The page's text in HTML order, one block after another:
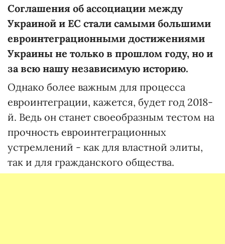
Соглашения об ассоциации между
Украиной и ЕС стали самыми большими
евроинтеграционными достижениями
Украины не только в прошлом году, но и
за всю нашу независимую историю.
Однако более важным для процесса
евроинтеграции, кажется, будет год 2018-
й. Ведь он станет своеобразным тестом на
прочность евроинтеграционных
устремлений - как для властной элиты,
так и для гражданского общества.